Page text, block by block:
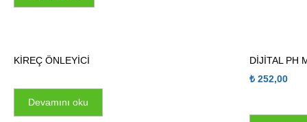
KİREÇ ÖNLEYİCİ
Devamını oku
DİJİTAL PH
₺ 252,00